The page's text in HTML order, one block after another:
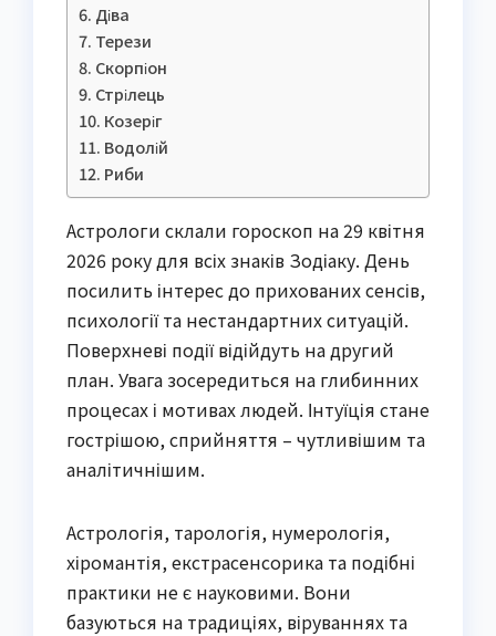
Діва
Терези
Скорпіон
Стрілець
Козеріг
Водолій
Риби
Астрологи склали гороскоп на 29 квітня
2026 року для всіх знаків Зодіаку. День
посилить інтерес до прихованих сенсів,
психології та нестандартних ситуацій.
Поверхневі події відійдуть на другий
план. Увага зосередиться на глибинних
процесах і мотивах людей. Інтуїція стане
гострішою, сприйняття – чутливішим та
аналітичнішим.
Астрологія, тарологія, нумерологія,
хіромантія, екстрасенсорика та подібні
практики не є науковими. Вони
базуються на традиціях, віруваннях та